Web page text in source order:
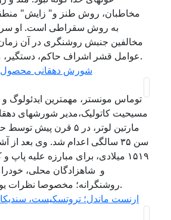
مخاطبان، روش طنز و" زایش"
به روش سقراطی است. او
مخالفین جنبش روشنگری در آن
عوامل قشر اشراف حاکم، دستگیر، محاکمه و اعدام شد.
شورش دهقانی محصول
توماس مونستر، مهمترین ایدئولوگ
مسیحیت کاتولیک،مدیر شورشهای
مارتین لوتر، در ۵ قرن
سن ۳۵ سالگی اعدام شد. وی بعد از
۱۵۱۹ میلادی، برای مبارزه علیه
و شاهزادگان محلی، خودرا
روشنگرانه؛ مخصوصا نظرات یوهان تاولر آشنا نمود.
ارنست ماندل؛ تروتسکیست،